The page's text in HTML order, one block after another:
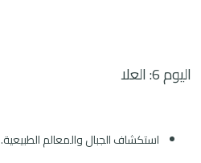
اليوم 6: العلا
استكشاف الجبال والمعالم الطبيعية.